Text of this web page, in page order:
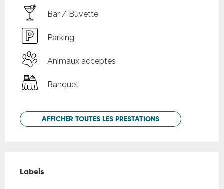
Bar / Buvette
Parking
Animaux acceptés
Banquet
AFFICHER TOUTES LES PRESTATIONS
Labels
Labels